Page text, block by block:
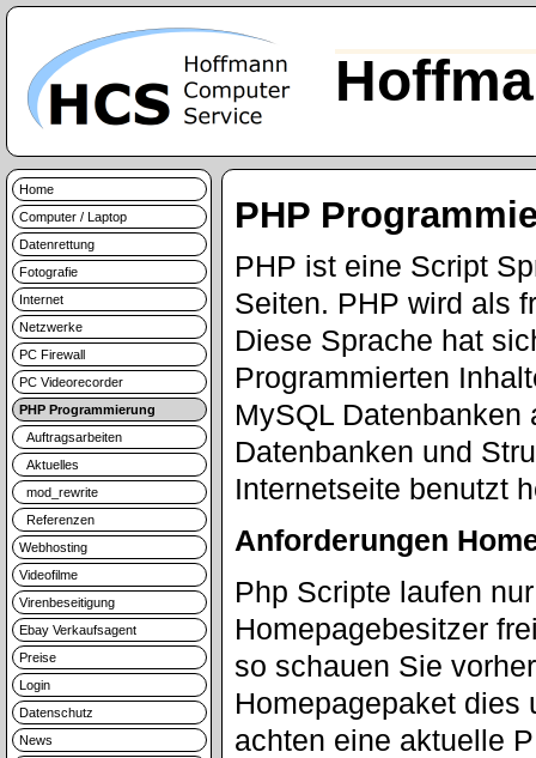
Home
Computer / Laptop
Datenrettung
Fotografie
Internet
Netzwerke
PC Firewall
PC Videorecorder
PHP Programmierung
Auftragsarbeiten
Aktuelles
mod_rewrite
Referenzen
Webhosting
Videofilme
Virenbeseitigung
Ebay Verkaufsagent
Preise
Login
Datenschutz
News
PHP
PHP ist eine Script
Seiten. PHP wird als
Diese Sprache hat
Programmierten
MySQL
Datenbanken und
Internetseite benutzt
Anforderungen
Php Scripte laufen
Homepagebesitzer
so schauen Sie
Homepagepaket dies
achten eine aktuelle